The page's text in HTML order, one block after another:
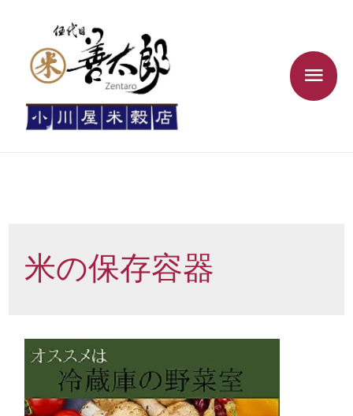
米の保存容器